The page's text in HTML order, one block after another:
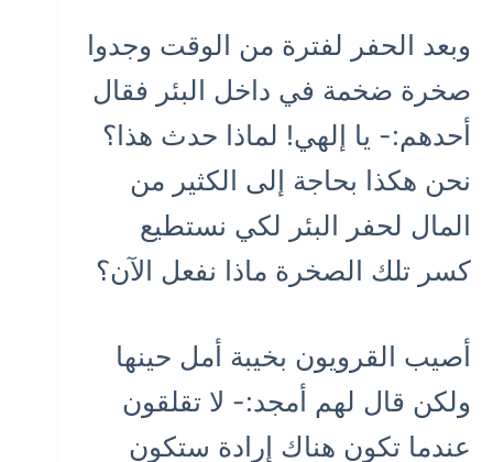
وبعد الحفر لفترة من الوقت وجدوا
صخرة ضخمة في داخل البئر فقال
أحدهم:- يا إلهي! لماذا حدث هذا؟
نحن هكذا بحاجة إلى الكثير من
المال لحفر البئر لكي نستطيع
كسر تلك الصخرة ماذا نفعل الآن؟
أصيب القرويون بخيبة أمل حينها
ولكن قال لهم أمجد:- لا تقلقون
عندما تكون هناك إرادة ستكون